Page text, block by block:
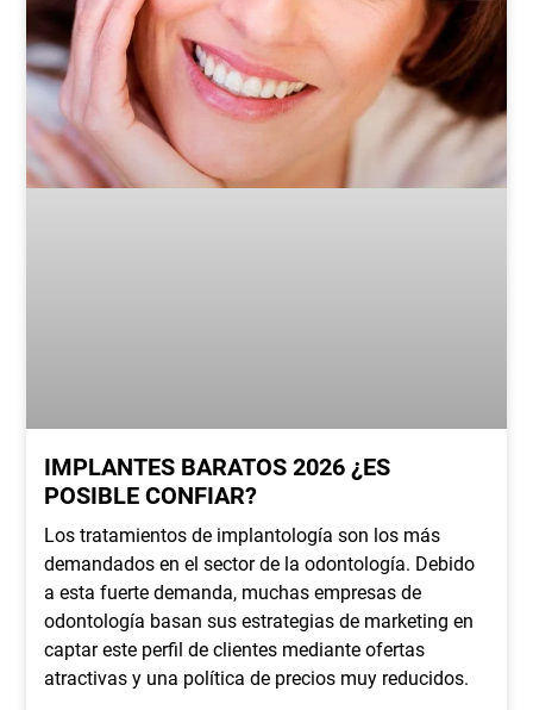
IMPLANTES BARATOS 2026 ¿ES
POSIBLE CONFIAR?
Los tratamientos de implantología son los más
demandados en el sector de la odontología. Debido
a esta fuerte demanda, muchas empresas de
odontología basan sus estrategias de marketing en
captar este perfil de clientes mediante ofertas
atractivas y una política de precios muy reducidos.